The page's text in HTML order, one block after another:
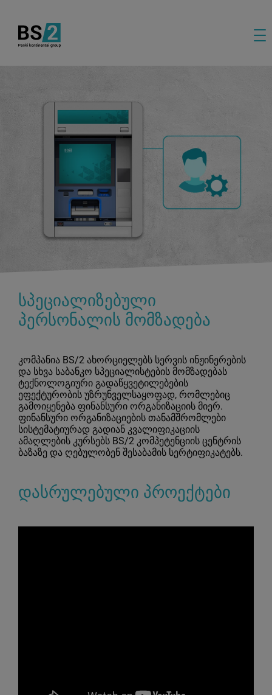
სპეციალიზებული
პერსონალის მომზადება
კომპანია BS/2 ახორციელებს სერვის ინჟინერების
და სხვა საბანკო სპეციალისტების მომზადებას
ტექნოლოგიური გადაწყვეტილებების
ეფექტურობის უზრუნველსაყოფად, რომლებიც
გამოიყენება ფინანსური ორგანიზაციის მიერ.
ფინანსური ორგანიზაციების თანამშრომლები
სისტემატიურად გადიან კვალიფიკაციის
ამაღლების კურსებს BS/2 კომპეტენციის ცენტრის
ბაზაზე და ღებულობენ შესაბამის სერტიფიკატებს.
დასრულებული პროექტები